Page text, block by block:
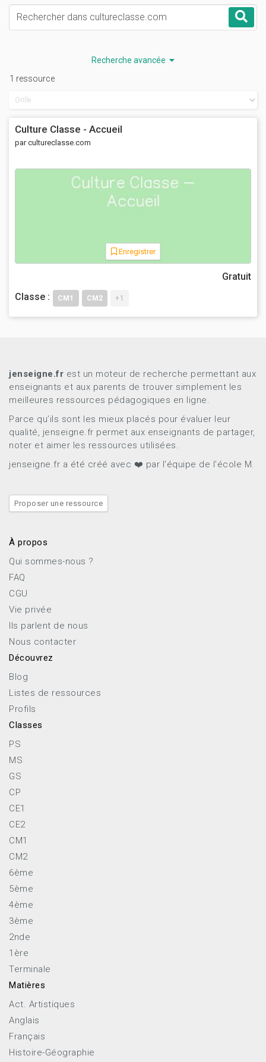
Recherche avancée
1 ressource
Culture Classe - Accueil
par cultureclasse.com
Enregistrer
Gratuit
Classe :
CM1 CM2 +1
jenseigne.fr est un moteur de recherche permettant aux
enseignants et aux parents de trouver simplement les
meilleures ressources pédagogiques en ligne.
Parce qu’ils sont les mieux placés pour évaluer leur
qualité, jenseigne.fr permet aux enseignants de partager,
noter et aimer les ressources utilisées.
jenseigne.fr a été créé avec ❤️ par l'équipe de l'école M.
Proposer une ressource
À propos
Qui sommes-nous ?
FAQ
CGU
Vie privée
Ils parlent de nous
Nous contacter
Découvrez
Blog
Listes de ressources
Profils
Classes
PS
MS
GS
CP
CE1
CE2
CM1
CM2
6ème
5ème
4ème
3ème
2nde
1ère
Terminale
Matières
Act. Artistiques
Anglais
Français
Histoire-Géographie